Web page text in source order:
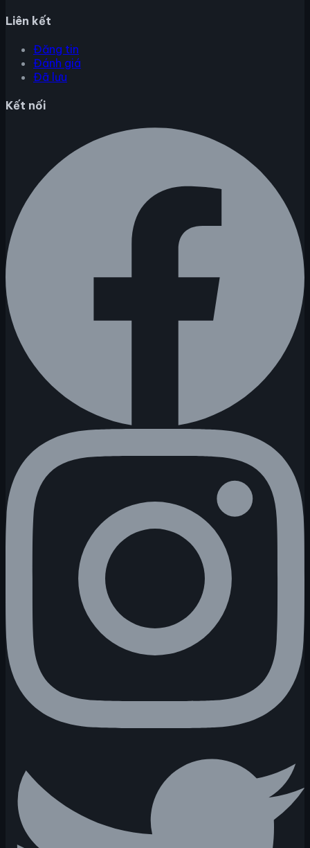
Liên kết
Đăng tin
Đánh giá
Đã lưu
Kết nối